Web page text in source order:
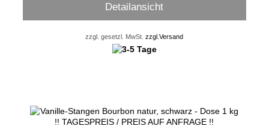
Detailansicht
zzgl. gesetzl. MwSt.zzgl.Versand